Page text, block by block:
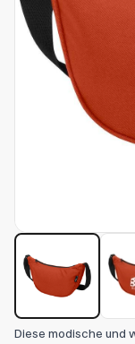
Diese modische und